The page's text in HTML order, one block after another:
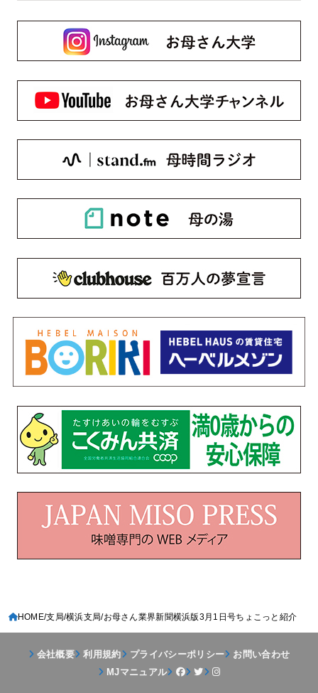
HOME 支局 横浜支局 お母さん業界新聞横浜版3月1日号ちょこっと紹介
会社概要 利用規約 プライバシーポリシー
お問い合わせ
MJマニュアル